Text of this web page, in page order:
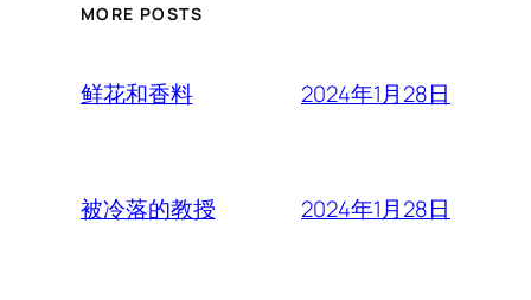
MORE POSTS
鲜花和香料 2024年1月28日
被冷落的教授 2024年1月28日